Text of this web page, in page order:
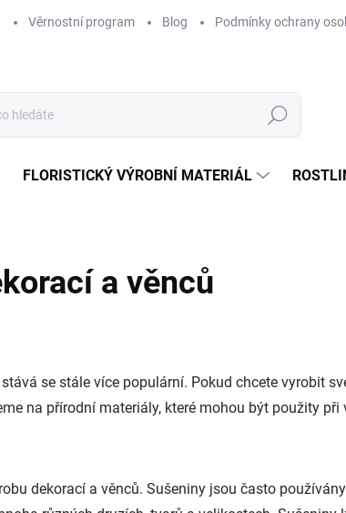
Věrnostní program Blog Podmínky ochrany
Hledat
FLORISTICKÝ VÝROBNÍ MATERIÁL
a věnců
se stále více populární. Pokud chcete vyrobit
na přírodní materiály, které mohou být použity při
dekorací a věnců. Sušeniny jsou často